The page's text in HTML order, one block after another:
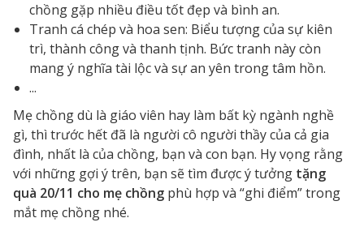
chồng gặp nhiều điều tốt đẹp và bình an.
Tranh cá chép và hoa sen: Biểu tượng của sự kiên
trì, thành công và thanh tịnh. Bức tranh này còn
mang ý nghĩa tài lộc và sự an yên trong tâm hồn.
...
Mẹ chồng dù là giáo viên hay làm bất kỳ ngành nghề
gì, thì trước hết đã là người cô người thầy của cả gia
đình, nhất là của chồng, bạn và con bạn. Hy vọng rằng
với những gợi ý trên, bạn sẽ tìm được ý tưởng tặng
quà 20/11 cho mẹ chồng phù hợp và “ghi điểm” trong
mắt mẹ chồng nhé.